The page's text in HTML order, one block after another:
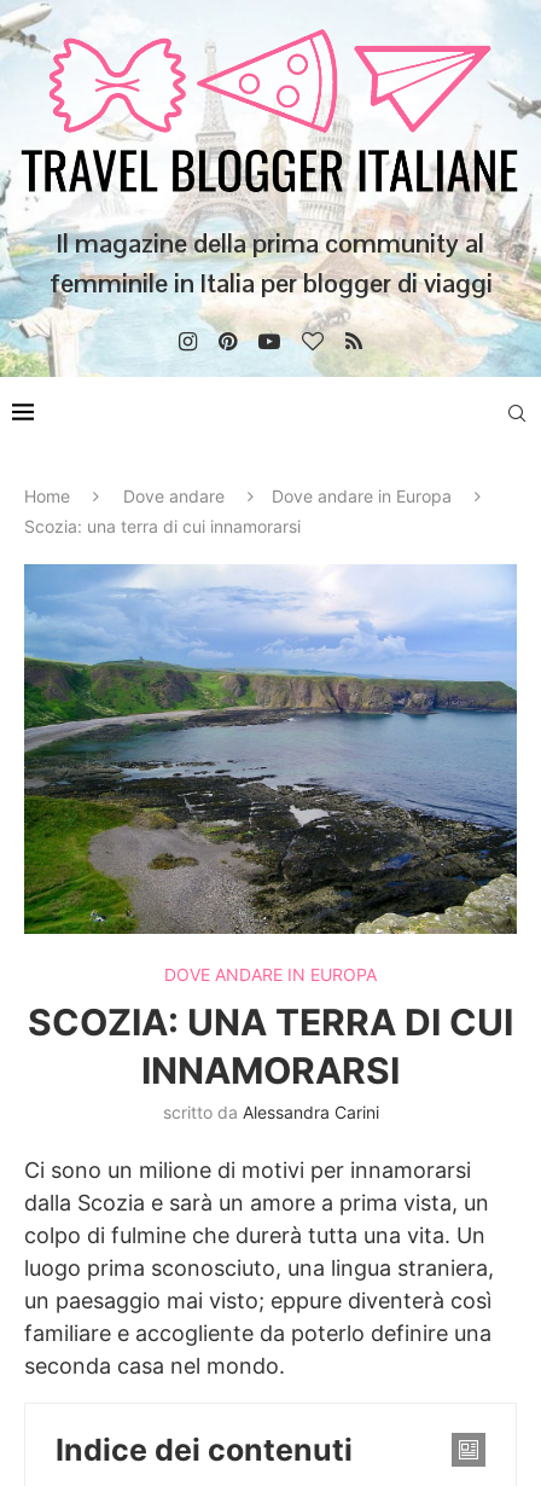
Il magazine della prima community al
femminile in Italia per blogger di viaggi
Home Dove andare
Dove andare in Europa
Scozia: una terra di cui innamorarsi
DOVE ANDARE IN EUROPA
SCOZIA: UNA TERRA DI CUI
INNAMORARSI
scritto da Alessandra Carini
Ci sono un milione di motivi per innamorarsi
dalla Scozia e sarà un amore a prima vista, un
colpo di fulmine che durerà tutta una vita. Un
luogo prima sconosciuto, una lingua straniera,
un paesaggio mai visto; eppure diventerà così
familiare e accogliente da poterlo definire una
seconda casa nel mondo.
Indice dei contenuti